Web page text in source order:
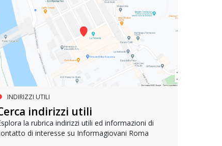
MUOVERSI A ROMA
annuale a 50 euro per
under 19
INDIRIZZI UTILI
indirizzi utili
la rubrica indirizzi utili ed informazioni di
di interesse su Informagiovani Roma